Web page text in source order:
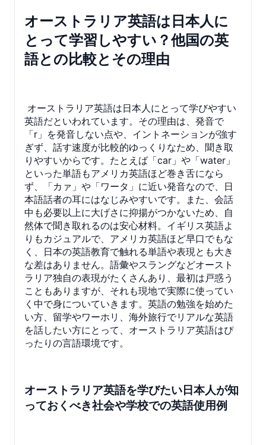
オーストラリア英語は日本人に
とって学習しやすい？他国の英
語との比較とその理由
オーストラリア英語は日本人にとって学びやすい
英語だといわれています。その理由は、発音で
「r」を発音しない点や、イントネーションが強す
ぎず、話す速度が比較的ゆっくりなため、聞き取
りやすいからです。たとえば「car」や「water」
といった単語もアメリカ英語ほど巻き舌になら
ず、「カァ」や「ワータ」に近い発音なので、日
本語話者の耳にはなじみやすいです。また、会話
中も必要以上に大げさに抑揚がつかないため、自
然体で聞き取れるのは安心材料。イギリス英語よ
りもカジュアルで、アメリカ英語ほど早口でもな
く、日本の英語教育で触れる単語や表現とも大き
な差はありません。語彙やスラングなどオースト
ラリア独自の表現がたくさんあり、最初は戸惑う
こともありますが、それも現地で実際に使ってい
く中で身についていきます。英語の勉強を始めた
い方、留学やワーホリ、海外旅行でリアルな英語
を話したい方にとって、オーストラリア英語はぴ
ったりの言語環境です。
オーストラリア英語を学びたい日本人が知
っておくべき社会や学校での英語使用例